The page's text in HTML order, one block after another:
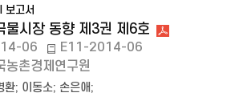
보고서
물시장 동향 제3권 제6호
06
E11-2014-06
농촌경제연구원
환; 이동소; 손은애;